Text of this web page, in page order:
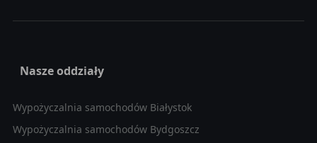
Nasze oddziały
Wypożyczalnia samochodów Białystok
Wypożyczalnia samochodów Bydgoszcz